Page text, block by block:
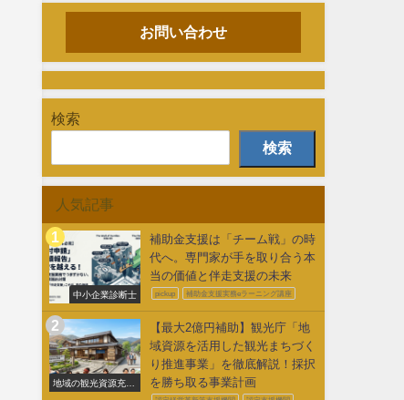
お問い合わせ
検索
検索
人気記事
中小企業診断士
補助金支援は「チーム戦」の時
代へ。専門家が手を取り合う本
当の価値と伴走支援の未来
pickup 補助金支援実務eラーニング講座
地域の観光資源充実
【最大2億円補助】観光庁「地
域資源を活用した観光まちづく
り推進事業」を徹底解説！採択
を勝ち取る事業計画